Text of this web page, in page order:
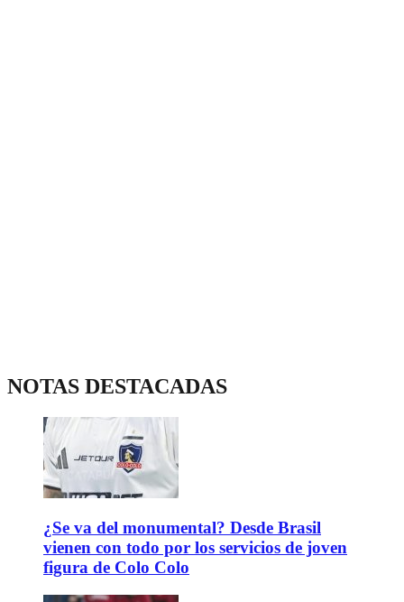
NOTAS DESTACADAS
¿Se va del monumental? Desde Brasil
vienen con todo por los servicios de joven
figura de Colo Colo